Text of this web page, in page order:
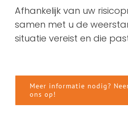
Afhankelijk van uw
samen met u de
situatie vereist en die
Meer informatie nodig?
ons op!